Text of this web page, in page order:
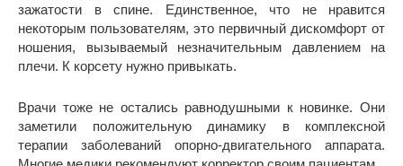
зажатости в спине. Единственное, что не нравится
некоторым пользователям, это первичный дискомфорт от
ношения, вызываемый незначительным давлением на
плечи. К корсету нужно привыкать.
Врачи тоже не остались равнодушными к новинке. Они
заметили положительную динамику в комплексной
терапии заболеваний опорно-двигательного аппарата.